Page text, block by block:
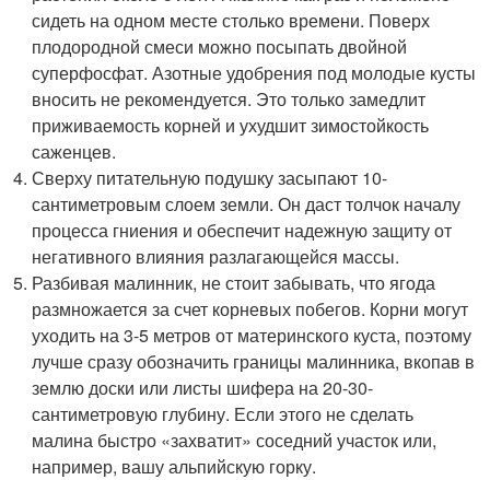
сидеть на одном месте столько времени. Поверх
плодородной смеси можно посыпать двойной
суперфосфат. Азотные удобрения под молодые кусты
вносить не рекомендуется. Это только замедлит
приживаемость корней и ухудшит зимостойкость
саженцев.
Сверху питательную подушку засыпают 10-
сантиметровым слоем земли. Он даст толчок началу
процесса гниения и обеспечит надежную защиту от
негативного влияния разлагающейся массы.
Разбивая малинник, не стоит забывать, что ягода
размножается за счет корневых побегов. Корни могут
уходить на 3-5 метров от материнского куста, поэтому
лучше сразу обозначить границы малинника, вкопав в
землю доски или листы шифера на 20-30-
сантиметровую глубину. Если этого не сделать
малина быстро «захватит» соседний участок или,
например, вашу альпийскую горку.